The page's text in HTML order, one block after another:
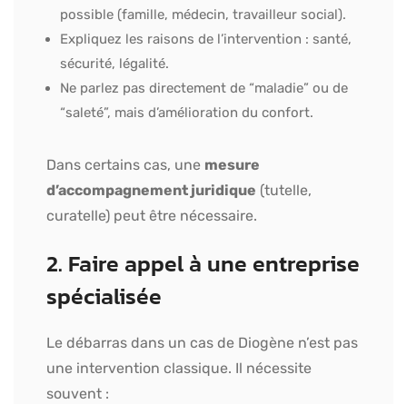
possible (famille, médecin, travailleur social).
Expliquez les raisons de l’intervention : santé,
sécurité, légalité.
Ne parlez pas directement de “maladie” ou de
“saleté”, mais d’amélioration du confort.
Dans certains cas, une mesure
d’accompagnement juridique (tutelle,
curatelle) peut être nécessaire.
2. Faire appel à une entreprise
spécialisée
Le débarras dans un cas de Diogène n’est pas
une intervention classique. Il nécessite
souvent :